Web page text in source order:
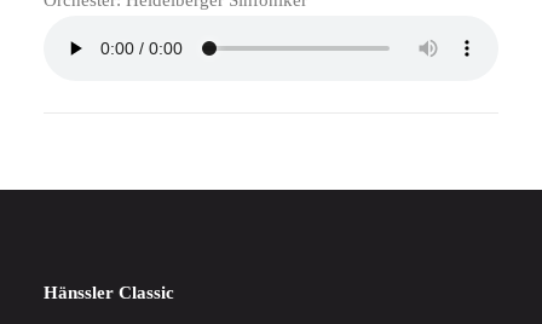
Hänssler Classic